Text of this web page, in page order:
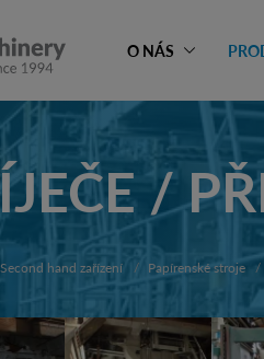
O NÁS
/
Second hand zařízení Papírenské stroje